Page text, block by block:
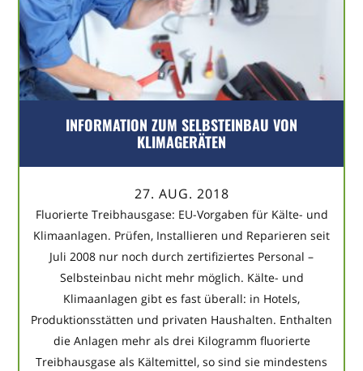
INFORMATION ZUM SELBSTEINBAU VON
KLIMAGERÄTEN
27. AUG. 2018
Fluorierte Treibhausgase: EU-Vorgaben für Kälte- und
Klimaanlagen. Prüfen, Installieren und Reparieren seit
Juli 2008 nur noch durch zertifiziertes Personal –
Selbsteinbau nicht mehr möglich. Kälte- und
Klimaanlagen gibt es fast überall: in Hotels,
Produktionsstätten und privaten Haushalten. Enthalten
die Anlagen mehr als drei Kilogramm fluorierte
Treibhausgase als Kältemittel, so sind sie mindestens